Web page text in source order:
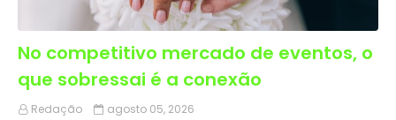
No competitivo mercado de eventos, o
que sobressai é a conexão
Redação
agosto 05, 2026